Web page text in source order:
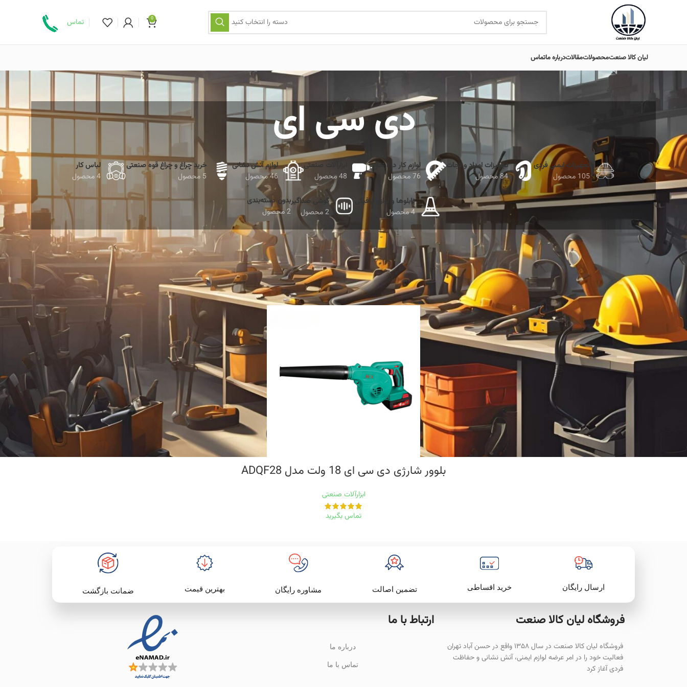
دسته را انتخاب کنید 0 تماس
لیان کالا صنعتمحصولاتمقالاتدرباره ماتماس
دی سی ای
تجهیزات ایمنی فردی
105 محصول
تجهیزات امداد و نجات
84 محصول
لوازم کار در ارتفاع
76 محصول
ابزارآلات صنعتی
48 محصول
لوازم آتش نشانی
46 محصول
خرید چراغ و چراغ قوه صنعتی
5 محصول
لباس کار
4 محصول
تابلوها و لوازم ترافیکی
4 محصول
گوشی صداگیر
2 محصول
بدون دسته‌بندی
2 محصول
خانه محصول برند دی سی ای نمایش دهید 9
12
18
24
بلوور شارژی دی سی ای 18 ولت مدل ADQF28
ابزارآلات صنعتی
تماس بگیرید
ارسال رایگان خرید اقساطی تضمین اصالت مشاوره رایگان بهترین قیمت ضمانت بازگشت
فروشگاه لیان‌ کالا صنعت
فروشگاه لیان کالا صنعت در سال ۱۳۵۸ واقع در حسن آباد تهران
فعالیت خود را در امر عرضه لوازم ایمنی، آتش نشانی و حفاظت
فردی آغاز کرد
ارتباط با ما
درباره ما
تماس با ما